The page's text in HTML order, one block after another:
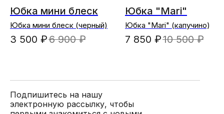
Юбка мини блеск
Юбка мини блеск (черный)
3 500 ₽6 900 ₽
Юбка "Mari"
Юбка "Mari" (капучино)
7 850 ₽10 500 ₽
Подпишитесь на нашу
электронную рассылку, чтобы